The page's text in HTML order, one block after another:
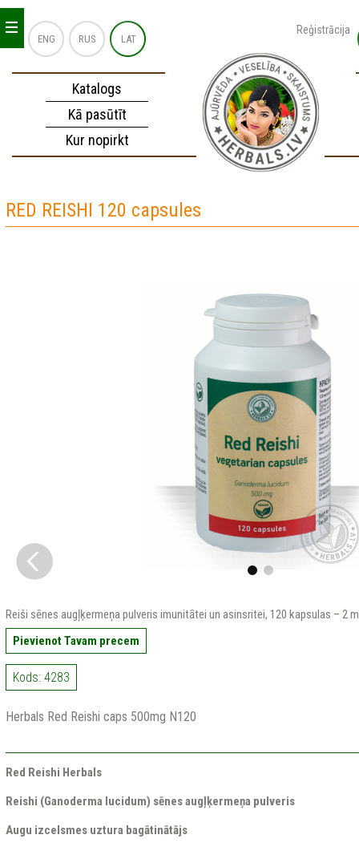
ENG RUS LAT
Reģistrācija
Katalogs
Kā pasūtīt
Kur nopirkt
_
_
_
RED REISHI 120 capsules
Reiši sēnes augļķermeņa pulveris imunitātei un asinsritei, 120 kapsulas – 2
Pievienot Tavam precem
Kods: 4283
Herbals Red Reishi caps 500mg N120
Red Reishi Herbals
Reishi (Ganoderma lucidum) sēnes augļķermeņa pulveris
Augu izcelsmes uztura bagātinātājs